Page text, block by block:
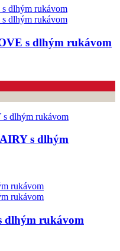
s dlhým rukávom
s dlhým
dlhým rukávom